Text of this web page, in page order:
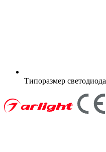
Типоразмер светодиода